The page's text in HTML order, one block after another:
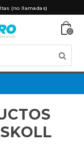
(no llamadas)
0